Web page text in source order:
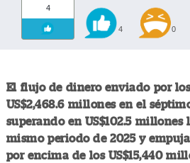
4
4 0
El flujo de dinero enviado por
US$2,468.6 millones en el
superando en US$102.5 millones
mismo periodo de 2025 y
por encima de los US$15,440